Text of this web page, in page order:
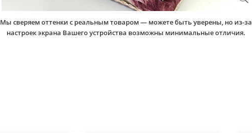
Мы сверяем оттенки с реальным товаром — можете быть уверены, но из-за
настроек экрана Вашего устройства возможны минимальные отличия.